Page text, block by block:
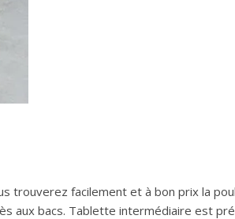
trouverez facilement et à bon prix la
aux bacs. Tablette intermédiaire est